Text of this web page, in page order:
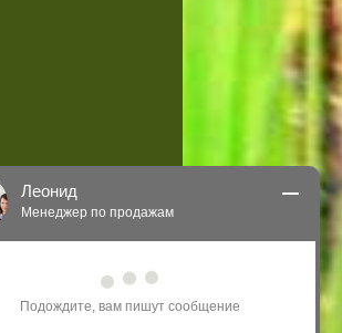
онлайн-
Леонид
Менеджер по продажам
Я могу
Вас по нашим
и проектам.